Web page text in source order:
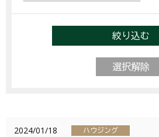
絞り込む
選択解除
2024/01/18 ハウジング